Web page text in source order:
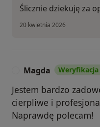
Ślicznie dziekuję za
20 kwietnia 2026
Magda
Jestem bardzo
cierpliwe i
Naprawdę polecam!